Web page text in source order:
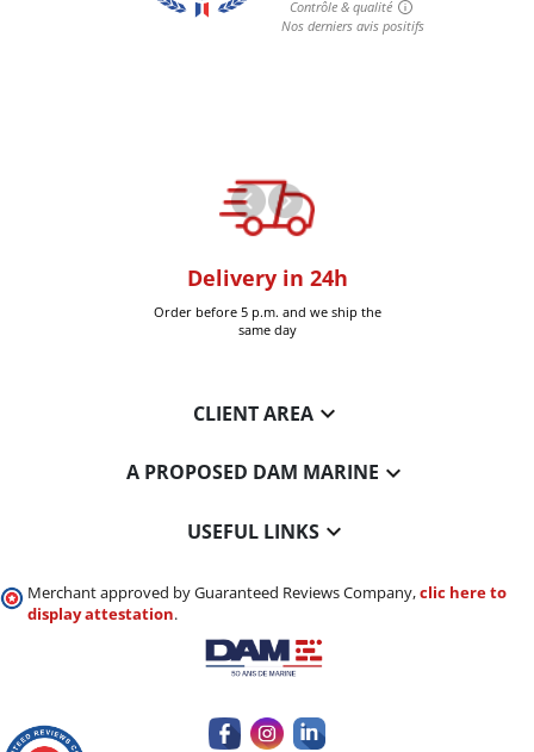
Delivery in 24h
Order before 5 p.m. and we ship the
same day
CLIENT AREA
A PROPOSED DAM MARINE 
USEFUL LINKS
Merchant approved by Guaranteed Reviews Company,clic here to
display attestation.